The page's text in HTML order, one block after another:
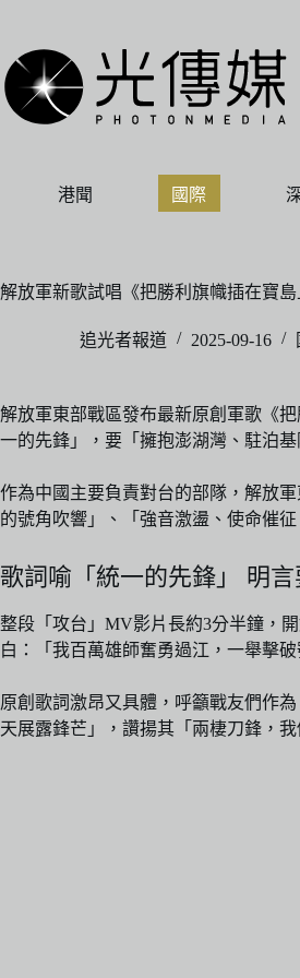
主
要
內
港聞 國際
解放軍新歌試唱《把勝利旗幟插在寶
追光者報道 2025-09-16
解放軍東部戰區發布最新原創軍歌《
一的先鋒」，要「擁抱澎湖灣、駐泊
作為中國主要負責對台的部隊，解放
的號角吹響」、「強音激盪、使命催
歌詞喻「統一的先鋒」 明
整段「攻台」MV影片長約3分半鐘，
白：「我百萬雄師奮勇過江，一舉擊
原創歌詞激昂又具體，呼籲戰友們作
天展露鋒芒」，讚揚其「兩棲刀鋒，